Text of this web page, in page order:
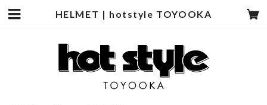
HELMET | hotstyle TOYOOKA